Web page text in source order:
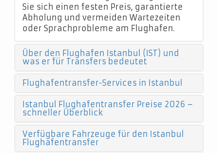
Sie sich einen festen Preis, garantierte
Abholung und vermeiden Wartezeiten
oder Sprachprobleme am Flughafen.
Über den Flughafen Istanbul (IST) und
was er für Transfers bedeutet
Flughafentransfer-Services in Istanbul
Istanbul Flughafentransfer Preise 2026 –
schneller Überblick
Verfügbare Fahrzeuge für den Istanbul
Flughafentransfer